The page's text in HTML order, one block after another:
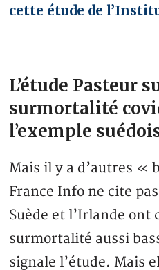
cette étude de
L’étude Pasteur
surmortalité
l’exemple
Mais il y a d’autres «
France Info ne cite
Suède et l’Irlande ont
surmortalité aussi
signale l’étude. Mais